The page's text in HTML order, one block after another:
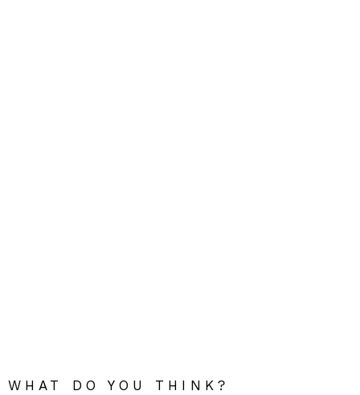
WHAT DO YOU THINK?